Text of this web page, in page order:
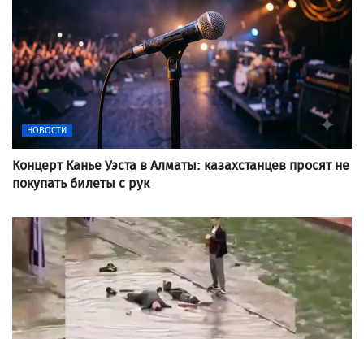
НОВОСТИ
Концерт Канье Уэста в Алматы: казахстанцев просят не
покупать билеты с рук